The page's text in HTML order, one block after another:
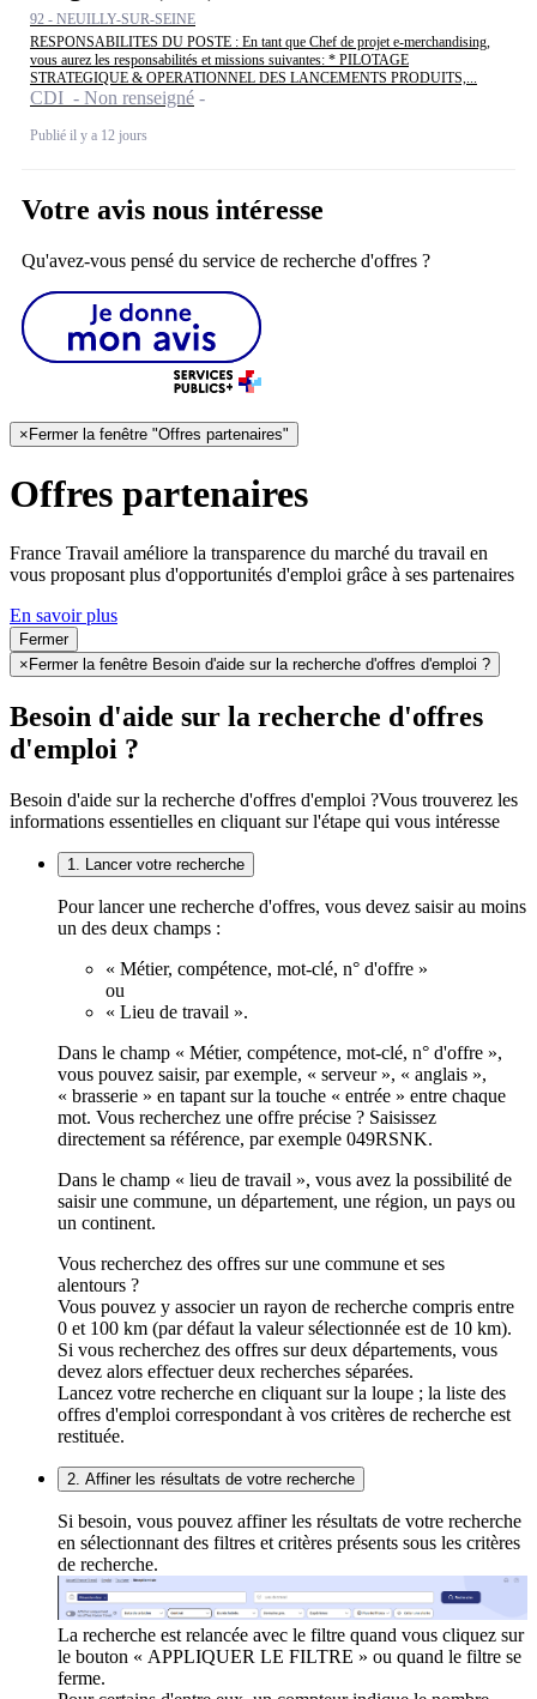
92 - NEUILLY-SUR-SEINE
RESPONSABILITES DU POSTE : En tant que Chef de projet e-merchandising,
vous aurez les responsabilités et missions suivantes: * PILOTAGE
STRATEGIQUE & OPERATIONNEL DES LANCEMENTS PRODUITS,...
CDI - Non renseigné
Publié il y a 12 jours
Votre avis nous intéresse
Qu'avez-vous pensé du service de recherche d'offres ?
× Fermer la fenêtre "Offres partenaires"
Offres partenaires
France Travail améliore la transparence du marché du travail en
vous proposant plus d'opportunités d'emploi grâce à ses partenaires
En savoir plus
Fermer
×Fermer la fenêtre Besoin d'aide sur la recherche d'offres d'emploi ?
Besoin d'aide sur la recherche d'offres
d'emploi ?
Besoin d'aide sur la recherche d'offres d'emploi ?Vous trouverez les
informations essentielles en cliquant sur l'étape qui vous intéresse
1. Lancer votre recherche
Pour lancer une recherche d'offres, vous devez saisir au moins
un des deux champs :
« Métier, compétence, mot-clé, n° d'offre »
ou
« Lieu de travail ».
Dans le champ « Métier, compétence, mot-clé, n° d'offre »,
vous pouvez saisir, par exemple, « serveur », « anglais »,
« brasserie » en tapant sur la touche « entrée » entre chaque
mot. Vous recherchez une offre précise ? Saisissez
directement sa référence, par exemple 049RSNK.
Dans le champ « lieu de travail », vous avez la possibilité de
saisir une commune, un département, une région, un pays ou
un continent.
Vous recherchez des offres sur une commune et ses
alentours ?
Vous pouvez y associer un rayon de recherche compris entre
0 et 100 km (par défaut la valeur sélectionnée est de 10 km).
Si vous recherchez des offres sur deux départements, vous
devez alors effectuer deux recherches séparées.
Lancez votre recherche en cliquant sur la loupe ; la liste des
offres d'emploi correspondant à vos critères de recherche est
restituée.
2. Affiner les résultats de votre recherche
Si besoin, vous pouvez affiner les résultats de votre recherche
en sélectionnant des filtres et critères présents sous les critères
de recherche.
La recherche est relancée avec le filtre quand vous cliquez sur
le bouton « APPLIQUER LE FILTRE » ou quand le filtre se
ferme.